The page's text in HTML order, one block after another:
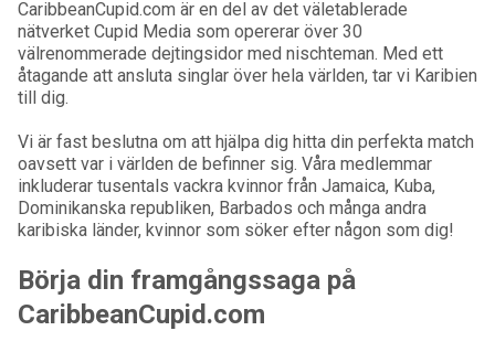
CaribbeanCupid.com är en del av det väletablerade
nätverket Cupid Media som opererar över 30
välrenommerade dejtingsidor med nischteman. Med ett
åtagande att ansluta singlar över hela världen, tar vi Karibien
till dig.
Vi är fast beslutna om att hjälpa dig hitta din perfekta match
oavsett var i världen de befinner sig. Våra medlemmar
inkluderar tusentals vackra kvinnor från Jamaica, Kuba,
Dominikanska republiken, Barbados och många andra
karibiska länder, kvinnor som söker efter någon som dig!
Börja din framgångssaga på
CaribbeanCupid.com